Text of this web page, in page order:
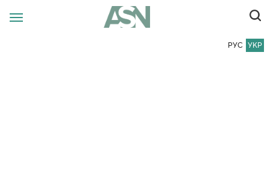
РУС УКР